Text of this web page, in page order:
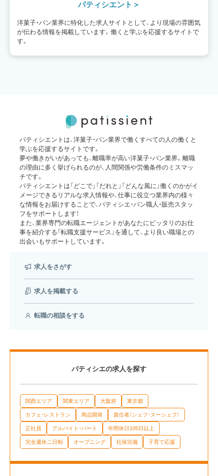
パティシエント
洋菓子・パン業界に特化した求人サイトとして、より現場の雰囲気
が伝わる情報を掲載しています。働くと学ぶを応援するサイトで
す。
パティシエントは、洋菓子・パン業界で働くすべての人の働くと
学ぶを応援するサイトです。
夢や働きがいがあっても、離職率が高い洋菓子・パン業界。離職
の理由に多く挙げられるのが、人間関係や労働条件のミスマッ
チです。
パティシエントは「どこで」「だれと」「どんな風に」働くのかがイ
メージできるリアルな求人情報や、仕事に役立つ業界内の様々
な情報をお届けすることで、パティシエ・パン職人・販売スタッ
フをサポートします！
また、業界専門の転職エージェントがあなたにピッタリのお仕
事を紹介する「転職支援サービス」を通して、より良い職場との
出会いもサポートしています。
求人をさがす
求人を掲載する
転職の相談をする
パティシエの求人を探す
関西エリア 関東エリア 大阪府 東京都
カフェ・レストラン 商品開発 責任者（シェフ・スーシェフ）
正社員 アルバイト・パート 年間休日105日以上
完全週休二日制 オープニング 社保完備 子育て応援